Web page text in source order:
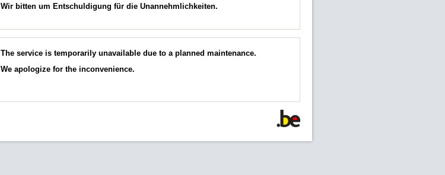
Wir bitten um Entschuldigung für die Unannehmlichkeiten.
The service is temporarily unavailable due to a planned maintenance.
We apologize for the inconvenience.